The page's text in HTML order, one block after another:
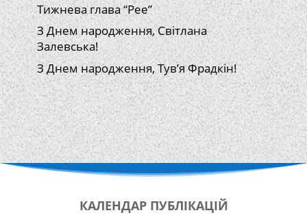
Тижнева глава “Рее”
З Днем народження, Світлана
Залевська!
З Днем народження, Тув’я Фрадкін!
КАЛЕНДАР ПУБЛІКАЦІЙ